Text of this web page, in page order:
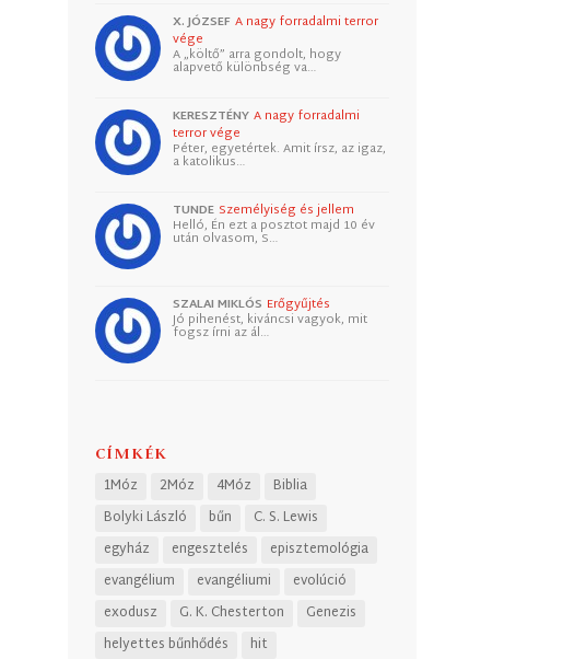
X. JÓZSEF A nagy forradalmi terror
vége
A „költő” arra gondolt, hogy
alapvető különbség va…
KERESZTÉNY A nagy forradalmi
terror vége
Péter, egyetértek. Amit írsz, az igaz,
a katolikus…
TUNDE Személyiség és jellem
Helló, Én ezt a posztot majd 10 év
után olvasom, S…
SZALAI MIKLÓS Erőgyűjtés
Jó pihenést, kiváncsi vagyok, mit
fogsz írni az ál…
CÍMKÉK
1Móz 2Móz 4Móz
Biblia
Bolyki László
bűn
C. S. Lewis
egyház
engesztelés
episztemológia
evangélium
evangéliumi
evolúció
exodusz
G. K. Chesterton
Genezis
helyettes bűnhődés
hit